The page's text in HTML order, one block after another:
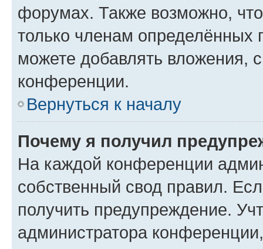
форумах. Также возможно,
только членам определённых
можете добавлять вложения,
конференции.
Вернуться к началу
Почему я получил
На каждой конференции
собственный свод правил.
получить предупреждение.
администратора